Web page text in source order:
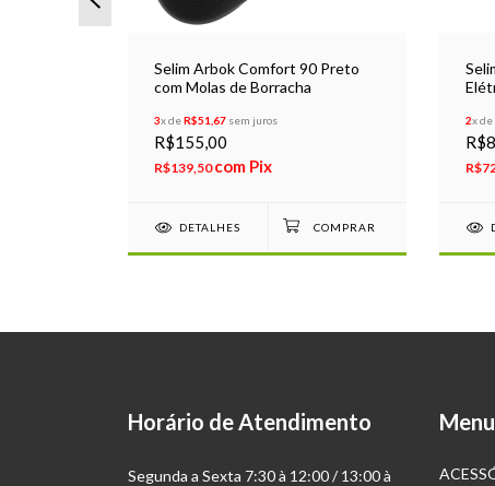
Selim Arbok Comfort 90 Preto
com Molas de Borracha
3x deR$51,67 sem juros
R$155,00
R$139,50com Pix
DETALHES
2x de
Horário de Atendimento
Segunda a Sexta 7:30 à 12:00 / 13:00 à
Menu